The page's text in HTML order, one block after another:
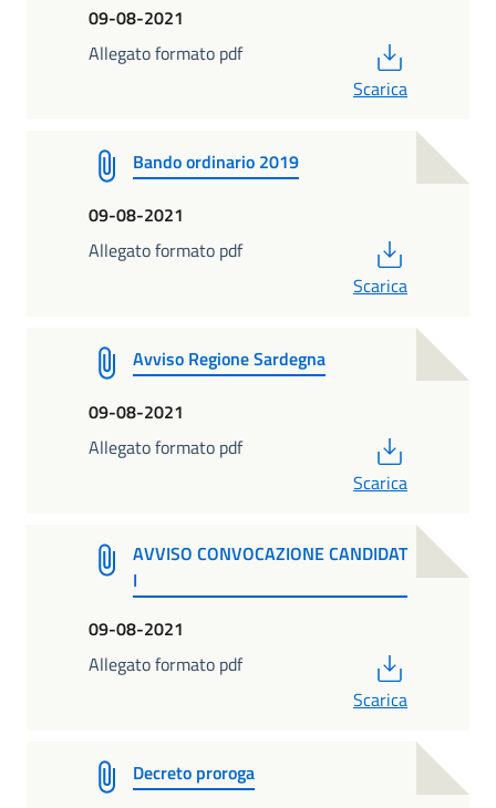
09-08-2021
Allegato formato pdf
Scarica
Bando ordinario 2019
09-08-2021
Allegato formato pdf
Scarica
Avviso Regione Sardegna
09-08-2021
Allegato formato pdf
Scarica
AVVISO CONVOCAZIONE CANDIDAT
I
09-08-2021
Allegato formato pdf
Scarica
Decreto proroga